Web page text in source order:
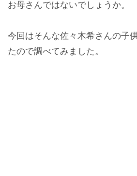
お母さんではないでしょうか。
今回はそんな佐々木希さんの子
たので調べてみました。